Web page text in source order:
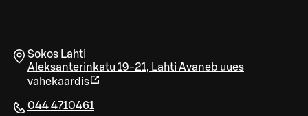
Sokos Lahti
Aleksanterinkatu 19-21, Lahti Avaneb uues
vahekaardis
044 4710461